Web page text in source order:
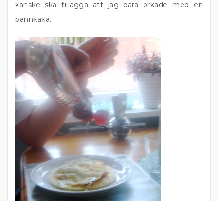
kanske ska tillägga att jag bara orkade med en
pannkaka.